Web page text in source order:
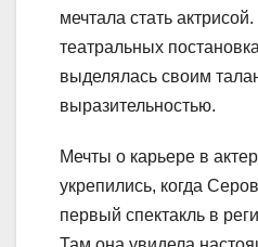
мечтала стать
театральных
выделялась своим
выразительностью.
Мечты о карьере в
укрепились, когда
первый спектакль в